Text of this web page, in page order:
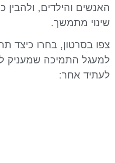
האנשים והילדים,
שינוי מתמשך.
צפו בסרטון, בחרו כיצד
למעגל התמיכה שמעניק
לעתיד אחר: